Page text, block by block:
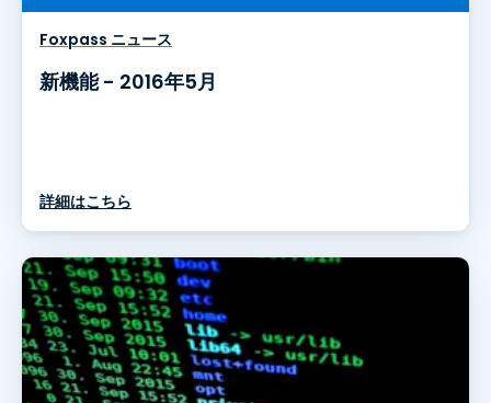
Foxpass ニュース
新機能 - 2016年5月
詳細はこちら